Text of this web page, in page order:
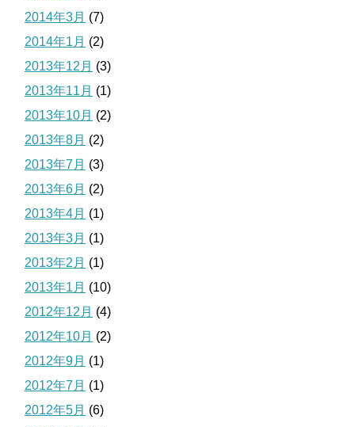
2014年3月 (7)
2014年1月 (2)
2013年12月 (3)
2013年11月 (1)
2013年10月 (2)
2013年8月 (2)
2013年7月 (3)
2013年6月 (2)
2013年4月 (1)
2013年3月 (1)
2013年2月 (1)
2013年1月 (10)
2012年12月 (4)
2012年10月 (2)
2012年9月 (1)
2012年7月 (1)
2012年5月 (6)